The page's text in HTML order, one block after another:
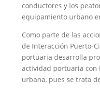
conductores y los
equipamiento urbano
Como parte de las
de Interacción Puerto-
portuaria desarrolla
actividad portuaria con
urbana, pues se trata